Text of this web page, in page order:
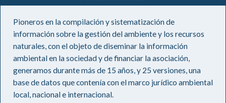
Pioneros en la compilación y sistematización de
información sobre la gestión del ambiente y los recursos
naturales, con el objeto de diseminar la información
ambiental en la sociedad y de financiar la asociación,
generamos durante más de 15 años, y 25 versiones, una
base de datos que contenía con el marco jurídico ambiental
local, nacional e internacional.